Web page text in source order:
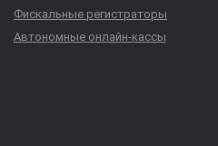
Фискальные регистраторы
Автономные онлайн-кассы